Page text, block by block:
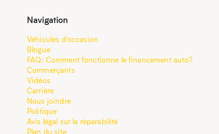
Navigation
Véhicules d’occasion
Blogue
FAQ: Comment fonctionne le financement auto?
Commerçants
Vidéos
Carrière
Nous joindre
Politique
Avis légal sur la réparabilité
Plan du site